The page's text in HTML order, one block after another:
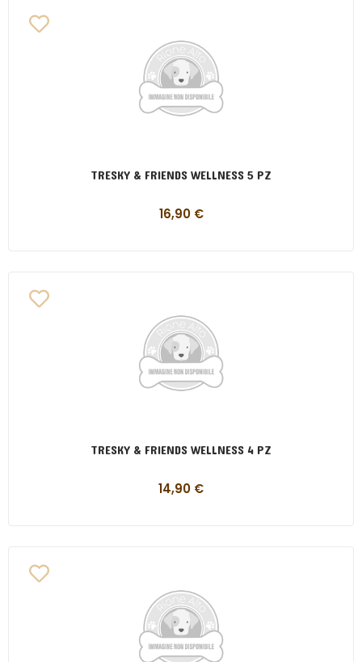
TRESKY & FRIENDS WELLNESS 5 PZ
16,90 €
TRESKY & FRIENDS WELLNESS 4 PZ
14,90 €